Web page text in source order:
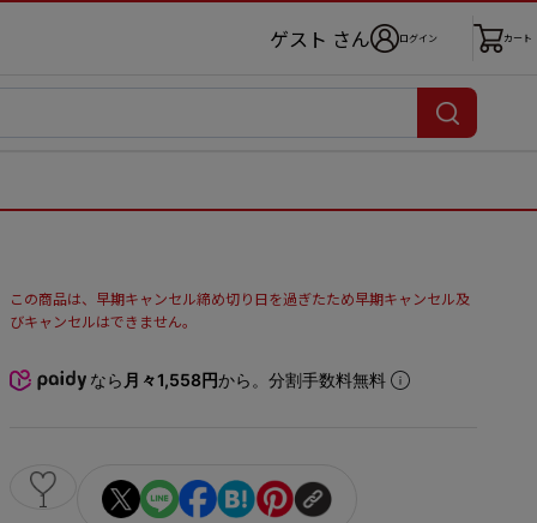
ゲスト さん ログイン カート
この商品は、早期キャンセル締め切り日を過ぎたため早期キャンセル及
びキャンセルはできません。
なら 月々1,558円から。分割手数料無料
1